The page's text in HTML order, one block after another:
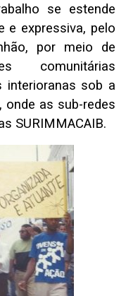
se estende
e expressiva, pelo
por meio de
comunitárias
interioranas sob a
onde as sub-redes
SURIMMACAIB.